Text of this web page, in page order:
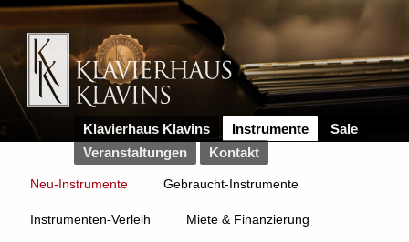
Klavierhaus Klavins Instrumente
Sale
Veranstaltungen
Kontakt
Neu-Instrumente Gebraucht-Instrumente
Instrumenten-Verleih Miete & Finanzierung